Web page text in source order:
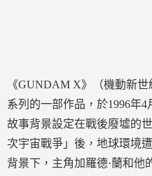
《GUNDAM X》（機動新
系列的一部作品，於1996年4
故事背景設定在戰後廢墟的
次宇宙戰爭」後，地球環境
背景下，主角加羅德·蘭和